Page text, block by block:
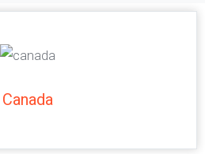
Canada